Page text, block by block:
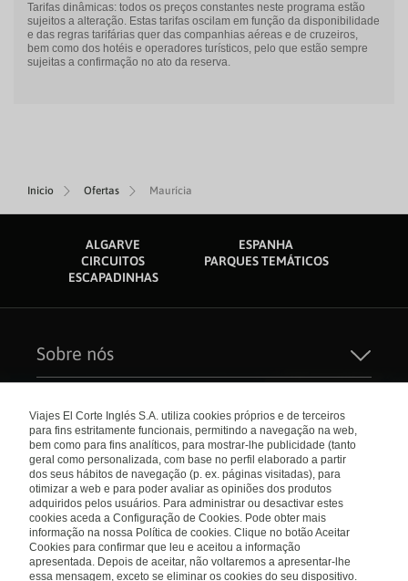
Inicio Ofertas Maurícia
Tarifas dinâmicas: todos os preços constantes neste programa estão
sujeitos a alteração. Estas tarifas oscilam em função da disponibilidade
e das regras tarifárias quer das companhias aéreas e de cruzeiros,
bem como dos hotéis e operadores turísticos, pelo que estão sempre
sujeitas a confirmação no ato da reserva.
ALGARVE
ESPANHA
CIRCUITOS
PARQUES TEMÁTICOS
ESCAPADINHAS
Sobre nós
Quem Somos
Seguros de Viagem
Carreiras
El Corte Inglés
Catálogos
Check-in Online
Condições Gerais
Política de privacidade
Política de Cookies
Empresas/ Grupos
Livro de Reclamações
Internacional
Portugal
Visite nosso blog
Blog de Viajes el Corte inglés
Viajes El Corte Inglés S.A. utiliza cookies próprios e de terceiros
para fins estritamente funcionais, permitindo a navegação na web,
bem como para fins analíticos, para mostrar-lhe publicidade (tanto
geral como personalizada, com base no perfil elaborado a partir
dos seus hábitos de navegação (p. ex. páginas visitadas), para
otimizar a web e para poder avaliar as opiniões dos produtos
adquiridos pelos usuários. Para administrar ou desactivar estes
cookies aceda a Configuração de Cookies. Pode obter mais
informação na nossa Política de cookies. Clique no botão Aceitar
Cookies para confirmar que leu e aceitou a informação
apresentada. Depois de aceitar, não voltaremos a apresentar-lhe
essa mensagem, exceto se eliminar os cookies do seu dispositivo.